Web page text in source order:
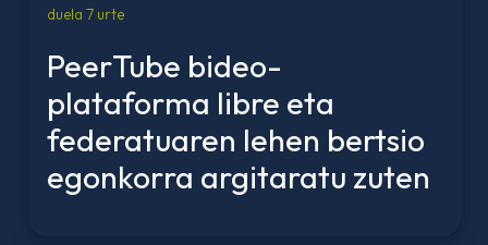
duela 7 urte
PeerTube bideo-
plataforma libre eta
federatuaren lehen bertsio
egonkorra argitaratu zuten